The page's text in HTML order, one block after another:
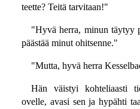
teette? Teitä tarvitaan!"
"Hyvä herra, minun täytyy
päästää minut ohitsenne."
"Mutta, hyvä herra
Hän väistyi kohteliaasti
ovelle, avasi sen ja hypähti